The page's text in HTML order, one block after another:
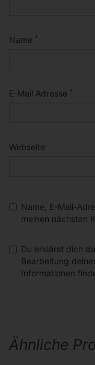
Name *
E-Mail Adresse *
Webseite
Name, E-Mail-
meinen nächsten
Du erklärst dich
Bearbeitung
Informationen
Ähnliche